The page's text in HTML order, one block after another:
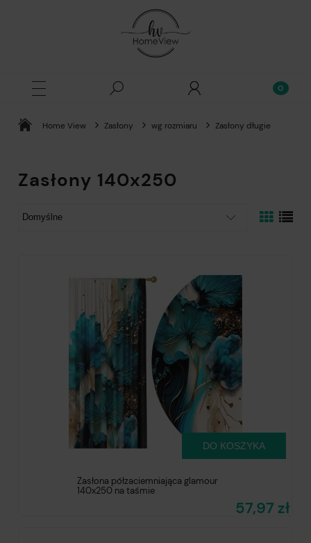
Home View Zasłony wg rozmiaru Zasłony długie
Zasłony 140x250
Zasłona półzaciemniająca glamour
140x250 na taśmie
57,97 zł
DO KOSZYKA